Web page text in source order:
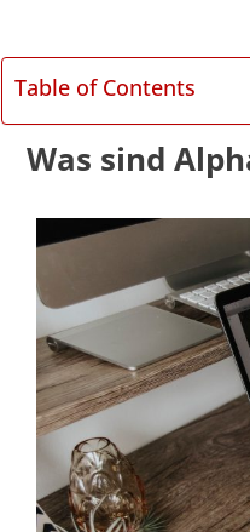
Table of Contents
Was sind